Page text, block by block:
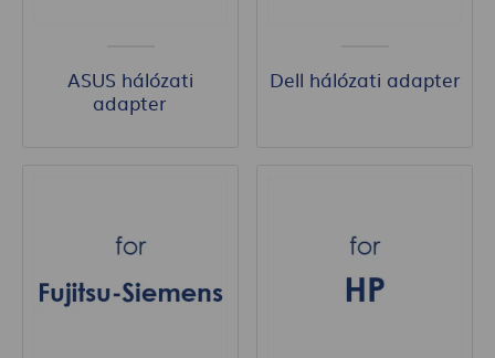
ASUS hálózati
adapter
Dell hálózati adapter